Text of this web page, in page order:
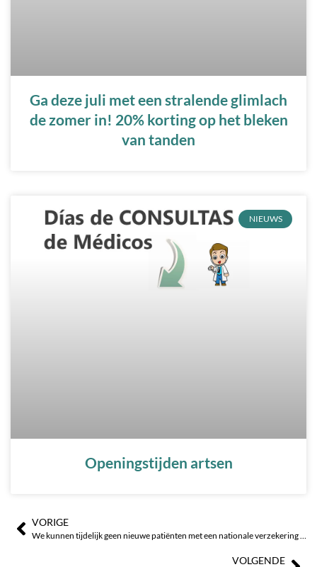
Ga deze juli met een stralende glimlach
de zomer in! 20% korting op het bleken
van tanden
NIEUWS
Openingstijden artsen
Prev
VORIGE
We kunnen tijdelijk geen nieuwe patiënten met een nationale verzekering buiten de gemeente Benissa behandelen.
VOLGENDE